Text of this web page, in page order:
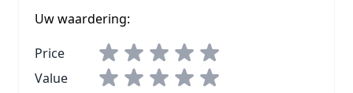
Uw waardering:
Price
Value